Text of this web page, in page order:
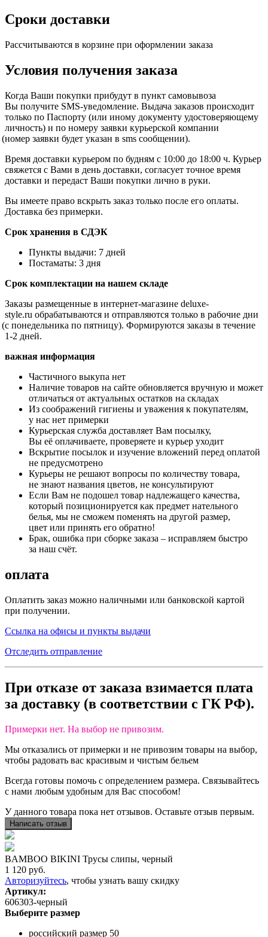
Сроки доставки
Рассчитываются в корзине при оформлении заказа
Условия получения заказа
Когда Ваши покупки прибудут в пункт самовывоза
Вы получите SMS-уведомление. Выдача заказов происходит
только по Паспорту (или иному документу удостоверяющему
личность) и по номеру заявки курьерской компании
(номер заявки будет указан в sms сообщении).
Время доставки курьером по будням с 10:00 до 18:00 ч. Курьер
свяжется с Вами в день доставки, согласует точное время
доставки и передаст Ваши покупки лично в руки.
Вы имеете право вскрыть заказ только после его оплаты.
Доставка без примерки.
Срок хранения в СДЭК
Пункты выдачи: 7 дней
Постаматы: 3 дня
Срок комплектации на нашем складе
Заказы размещенные в интернет-магазине deluxe-
style.ru обрабатываются и отправляются только в рабочие дни
(с понедельника по пятницу). Формируются заказы в течение
1-2 дней.
важная информация
Частичного выкупа нет
Наличие товаров на сайте обновляется вручную и может
отличаться от актуальных остатков на складах
Из соображений гигиены и уважения к покупателям,
у нас нет примерки
Курьерская служба доставляет Вам посылку,
Вы её оплачиваете, проверяете и курьер уходит
Вскрытие посылок и изучение вложений перед оплатой
не предусмотрено
Курьеры не решают вопросы по количеству товара,
не знают названия цветов, не консультируют
Если Вам не подошел товар надлежащего качества,
который позиционируется как предмет нательного
белья, мы не сможем поменять на другой размер,
цвет или принять его обратно!
Брак, ошибка при сборке заказа – исправляем быстро
за наш счёт.
оплата
Оплатить заказ можно наличными или банковской картой
при получении.
Ссылка на офисы и пункты выдачи
Отследить отправление
При отказе от заказа взимается плата
за доставку (в соответствии с ГК РФ).
Примерки нет. На выбор не привозим.
Мы отказались от примерки и не привозим товары на выбор,
чтобы радовать вас красивым и чистым бельем
Всегда готовы помочь с определением размера. Связывайтесь
с нами любым удобным для Вас способом!
У данного товара пока нет отзывов. Оставьте отзыв первым.
Написать отзыв
BAMBOO BIKINI Трусы слипы, черный
1 120 руб.
Авторизуйтесь, чтобы узнать вашу скидку
Артикул:
606303-черный
Выберите размер
российский размер 50